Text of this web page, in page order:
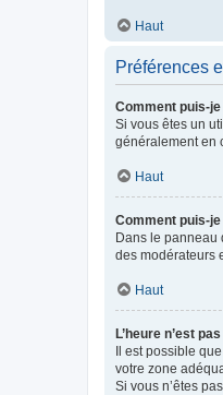
Haut
Préférences
Comment puis-
Si vous êtes un
généralement en
Haut
Comment puis-
Dans le panneau
des modérateurs
Haut
L’heure n’est
Il est possible
votre zone
Si vous n’êtes